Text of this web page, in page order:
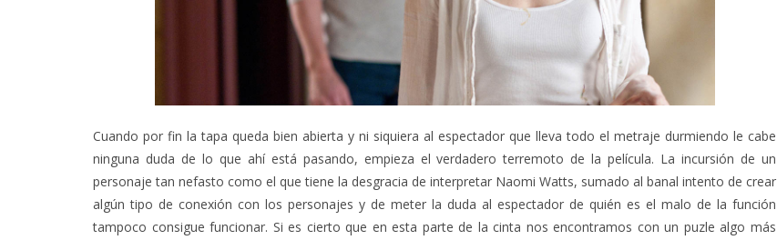
Cuando por fin la tapa queda bien abierta y ni siquiera al espectador que lleva todo el metraje durmiendo le cabe
ninguna duda de lo que ahí está pasando, empieza el verdadero terremoto de la película. La incursión de un
personaje tan nefasto como el que tiene la desgracia de interpretar Naomi Watts, sumado al banal intento de crear
algún tipo de conexión con los personajes y de meter la duda al espectador de quién es el malo de la función
tampoco consigue funcionar. Si es cierto que en esta parte de la cinta nos encontramos con un puzle algo más